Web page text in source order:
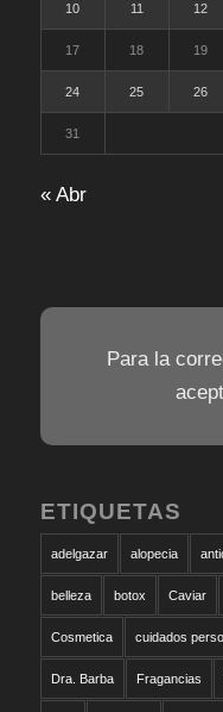
10 11 12
17 18 19
24 25 26
31
« Abr
Para la
ETIQUETAS
adelgazar alopecia
belleza botox Caviar
Cosmetica cuidados
Dra. Barba Fragancias